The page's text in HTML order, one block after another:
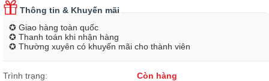
Thông tin & Khuyến mãi
✪ Giao hàng toàn quốc
✪ Thanh toán khi nhận hàng
✪ Thường xuyên có khuyến mãi cho thành viên
Trình trạng: Còn hàng